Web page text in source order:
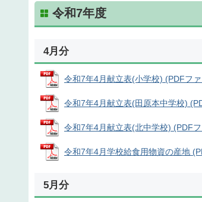
令和7年度
4月分
令和7年4月献立表(小学校) (PDFフ
令和7年4月献立表(田原本中学校)
令和7年4月献立表(北中学校) (PDF
令和7年4月学校給食用物資の産地
5月分